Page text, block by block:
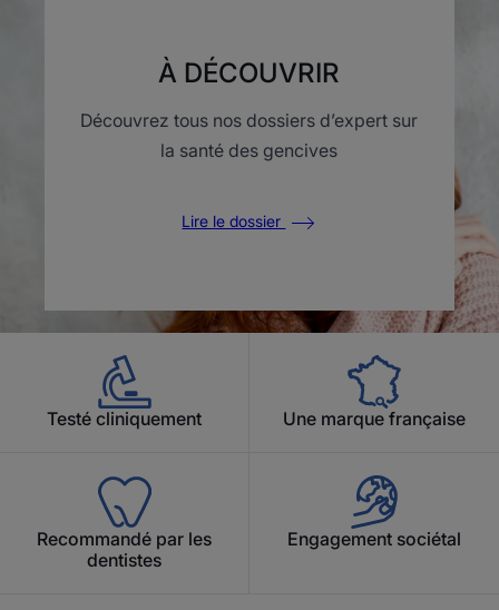
À DÉCOUVRIR
Découvrez tous nos dossiers d’expert sur
la santé des gencives
Lire le dossier
Testé cliniquement Une marque française
Recommandé par les
dentistes
Engagement sociétal